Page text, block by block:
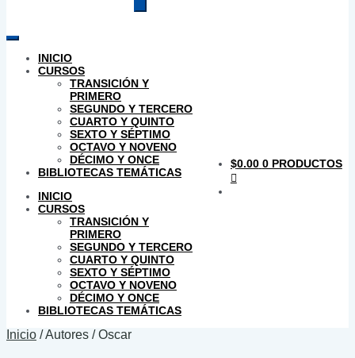
productos
INICIO
CURSOS
TRANSICIÓN Y
PRIMERO
SEGUNDO Y TERCERO
CUARTO Y QUINTO
SEXTO Y SÉPTIMO
OCTAVO Y NOVENO
DÉCIMO Y ONCE
BIBLIOTECAS TEMÁTICAS
INICIO
CURSOS
TRANSICIÓN Y
PRIMERO
SEGUNDO Y TERCERO
CUARTO Y QUINTO
SEXTO Y SÉPTIMO
OCTAVO Y NOVENO
DÉCIMO Y ONCE
BIBLIOTECAS TEMÁTICAS
$0.00 0 PRODUCTOS
Inicio /Autores /Oscar